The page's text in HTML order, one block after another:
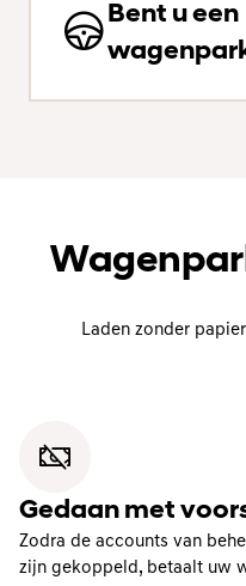
Bent u een
Laden zonder
Gedaan met
Zodra de accounts van
zijn gekoppeld, betaalt uw